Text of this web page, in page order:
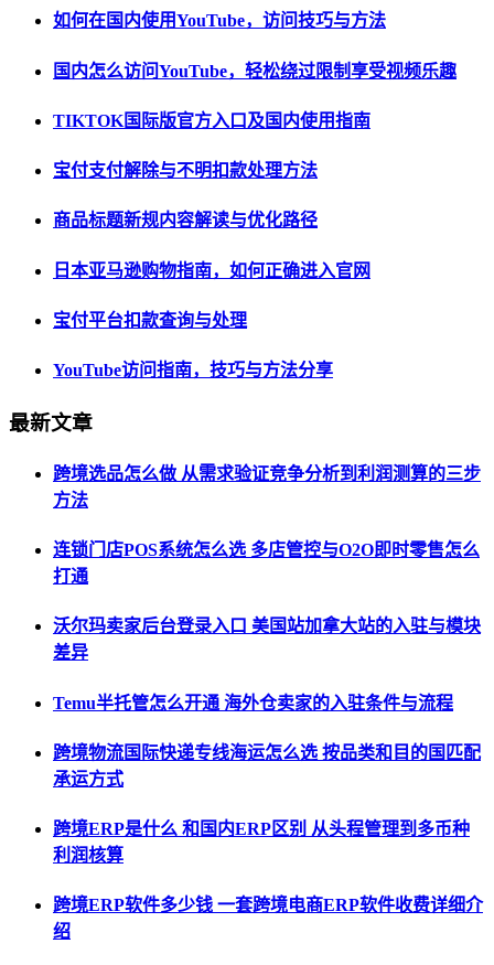
如何在国内使用YouTube，访问技巧与方法
国内怎么访问YouTube，轻松绕过限制享受视频乐趣
TIKTOK国际版官方入口及国内使用指南
宝付支付解除与不明扣款处理方法
商品标题新规内容解读与优化路径
日本亚马逊购物指南，如何正确进入官网
宝付平台扣款查询与处理
YouTube访问指南，技巧与方法分享
最新文章
跨境选品怎么做 从需求验证竞争分析到利润测算的三步
方法
连锁门店POS系统怎么选 多店管控与O2O即时零售怎么
打通
沃尔玛卖家后台登录入口 美国站加拿大站的入驻与模块
差异
Temu半托管怎么开通 海外仓卖家的入驻条件与流程
跨境物流国际快递专线海运怎么选 按品类和目的国匹配
承运方式
跨境ERP是什么 和国内ERP区别 从头程管理到多币种
利润核算
跨境ERP软件多少钱 一套跨境电商ERP软件收费详细介
绍